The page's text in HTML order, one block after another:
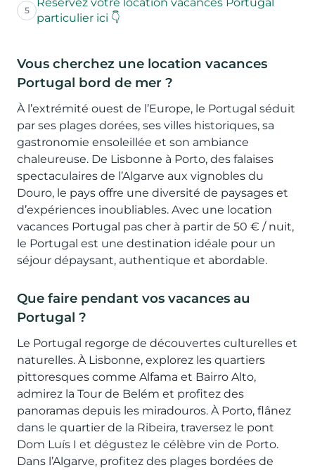
5
particulier ici 👇
Vous cherchez une location vacances
Portugal bord de mer ?
À l’extrémité ouest de l’Europe, le Portugal séduit
par ses plages dorées, ses villes historiques, sa
gastronomie ensoleillée et son ambiance
chaleureuse. De Lisbonne à Porto, des falaises
spectaculaires de l’Algarve aux vignobles du
Douro, le pays offre une diversité de paysages et
d’expériences inoubliables. Avec une location
vacances Portugal pas cher à partir de 50 € / nuit,
le Portugal est une destination idéale pour un
séjour dépaysant, authentique et abordable.
Que faire pendant vos vacances au
Portugal ?
Le Portugal regorge de découvertes culturelles et
naturelles. À Lisbonne, explorez les quartiers
pittoresques comme Alfama et Bairro Alto,
admirez la Tour de Belém et profitez des
panoramas depuis les miradouros. À Porto, flânez
dans le quartier de la Ribeira, traversez le pont
Dom Luís I et dégustez le célèbre vin de Porto.
Dans l’Algarve, profitez des plages bordées de